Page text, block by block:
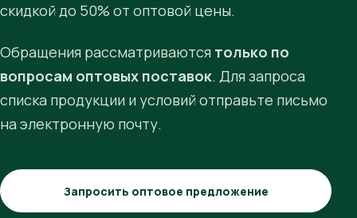
скидкой до 50% от оптовой цены.
Обращения рассматриваются только по
вопросам оптовых поставок. Для запроса
списка продукции и условий отправьте письмо
на электронную почту.
Запросить оптовое предложение